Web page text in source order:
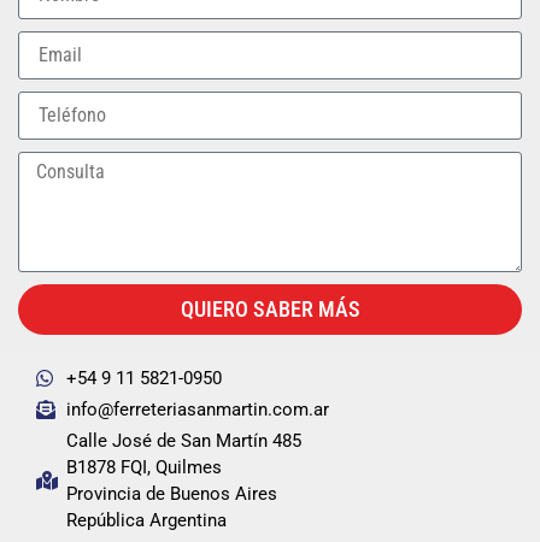
QUIERO SABER MÁS
+54 9 11 5821-0950
info@ferreteriasanmartin.com.ar
Calle José de San Martín 485
B1878 FQI, Quilmes
Provincia de Buenos Aires
República Argentina